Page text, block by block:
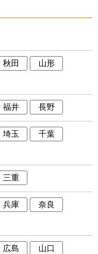
秋田
山形
福井 長野
埼玉
千葉
三重
兵庫
奈良
広島 山口